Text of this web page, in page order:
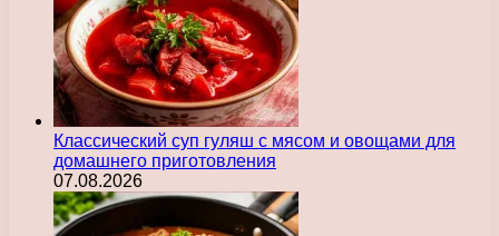
Классический суп гуляш с мясом и овощами для
домашнего приготовления
07.08.2026